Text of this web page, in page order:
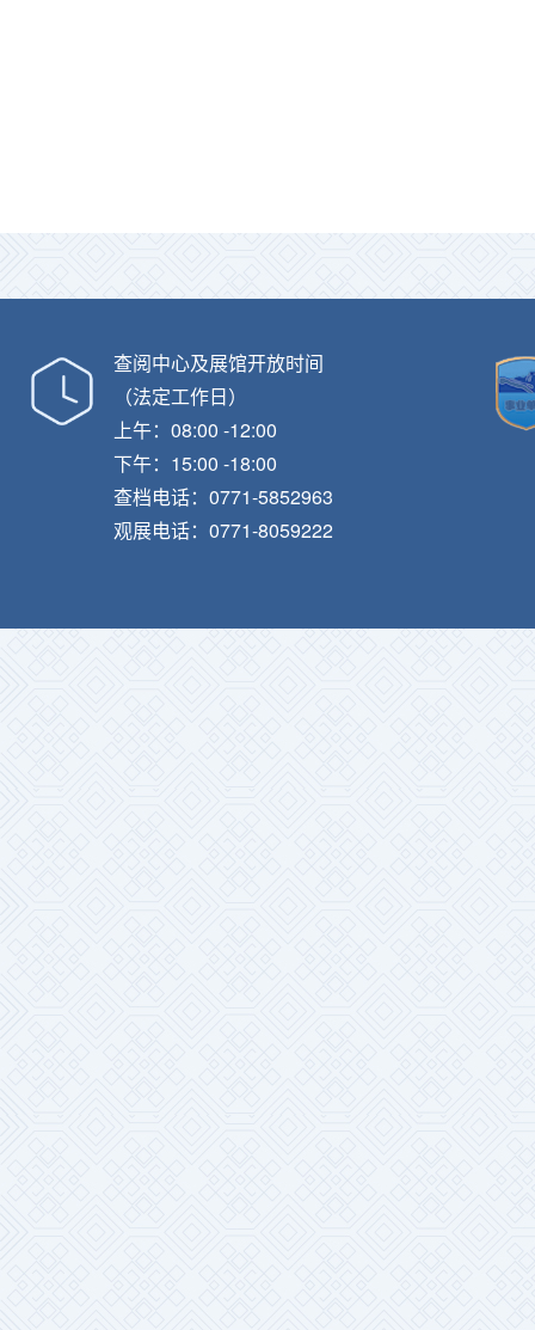
查阅中心及展馆开放时间
（法定工作日）
上午：08:00 -12:00
下午：15:00 -18:00
查档电话：0771-5852963
观展电话：0771-8059222